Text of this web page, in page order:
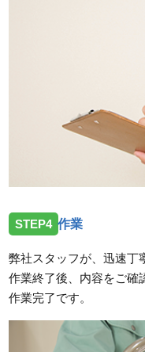
STEP4 作業
弊社スタッフが、迅速丁
作業終了後、内容をご確
作業完了です。